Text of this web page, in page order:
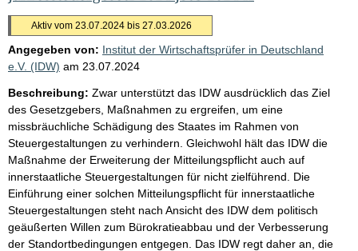
Aktiv vom 23.07.2024 bis 27.03.2026
Angegeben von: Institut der Wirtschaftsprüfer in Deutschland
e.V. (IDW) am 23.07.2024
Beschreibung: Zwar unterstützt das IDW ausdrücklich das Ziel
des Gesetzgebers, Maßnahmen zu ergreifen, um eine
missbräuchliche Schädigung des Staates im Rahmen von
Steuergestaltungen zu verhindern. Gleichwohl hält das IDW die
Maßnahme der Erweiterung der Mitteilungspflicht auch auf
innerstaatliche Steuergestaltungen für nicht zielführend. Die
Einführung einer solchen Mitteilungspflicht für innerstaatliche
Steuergestaltungen steht nach Ansicht des IDW dem politisch
geäußerten Willen zum Bürokratieabbau und der Verbesserung
der Standortbedingungen entgegen. Das IDW regt daher an, die